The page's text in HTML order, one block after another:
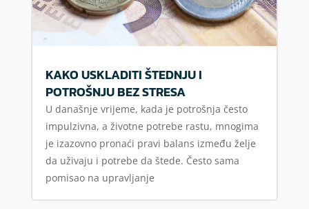
KAKO USKLADITI ŠTEDNJU I
POTROŠNJU BEZ STRESA
U današnje vrijeme, kada je potrošnja često
impulzivna, a životne potrebe rastu, mnogima
je izazovno pronaći pravi balans između želje
da uživaju i potrebe da štede. Često sama
pomisao na upravljanje